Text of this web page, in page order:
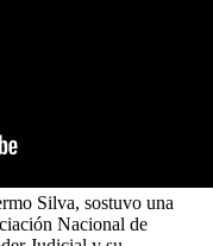
Silva, sostuvo una
Nacional de